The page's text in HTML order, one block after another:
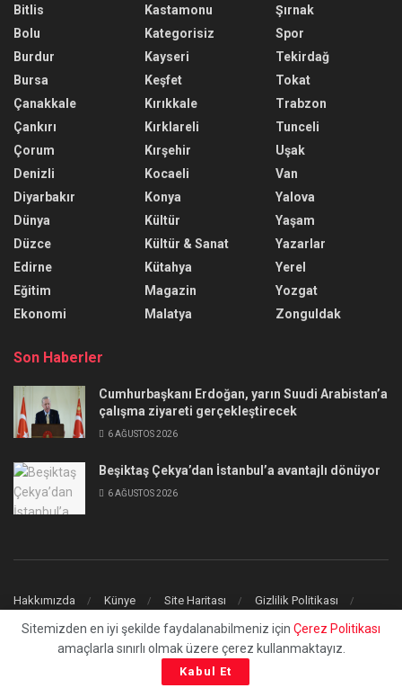
Bitlis
Bolu
Burdur
Bursa
Çanakkale
Çankırı
Çorum
Denizli
Diyarbakır
Dünya
Düzce
Edirne
Eğitim
Ekonomi
Kastamonu
Kategorisiz
Kayseri
Keşfet
Kırıkkale
Kırklareli
Kırşehir
Kocaeli
Konya
Kültür
Kültür & Sanat
Kütahya
Magazin
Malatya
Şırnak
Spor
Tekirdağ
Tokat
Trabzon
Tunceli
Uşak
Van
Yalova
Yaşam
Yazarlar
Yerel
Yozgat
Zonguldak
Son Haberler
Cumhurbaşkanı Erdoğan, yarın Suudi Arabistan’a
çalışma ziyareti gerçekleştirecek
6 AĞUSTOS 2026
Beşiktaş Çekya’dan İstanbul’a avantajlı dönüyor
6 AĞUSTOS 2026
Hakkımızda Künye Site Haritası
Gizlilik Politikası
uchilaltv.com- Tüm Hakları Saklıdır.
Sitemizden en iyi şekilde faydalanabilmeniz için Çerez Politikası
amaçlarla sınırlı olmak üzere çerez kullanmaktayız.
Kabul Et